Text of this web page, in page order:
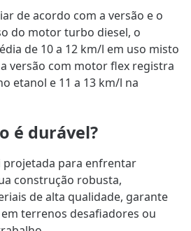
de acordo com a versão e o
do motor turbo diesel, o
de 10 a 12 km/l em uso misto
a versão com motor flex registra
etanol e 11 a 13 km/l na
é durável?
projetada para enfrentar
construção robusta,
de alta qualidade, garante
terrenos desafiadores ou